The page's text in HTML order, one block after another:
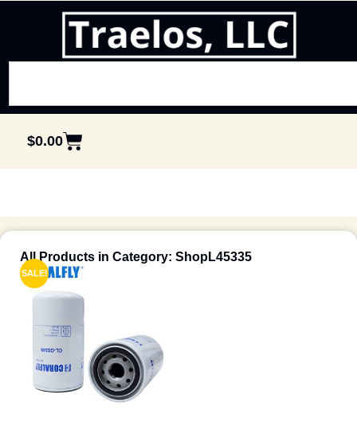
$0.00
All Products in Category: ShopL45335
SALE!